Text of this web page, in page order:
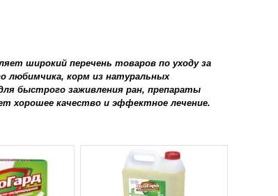
широкий перечень товаров по уходу за
любимчика, корм из натуральных
быстрого заживления ран, препараты
хорошее качество и эффектное лечение.